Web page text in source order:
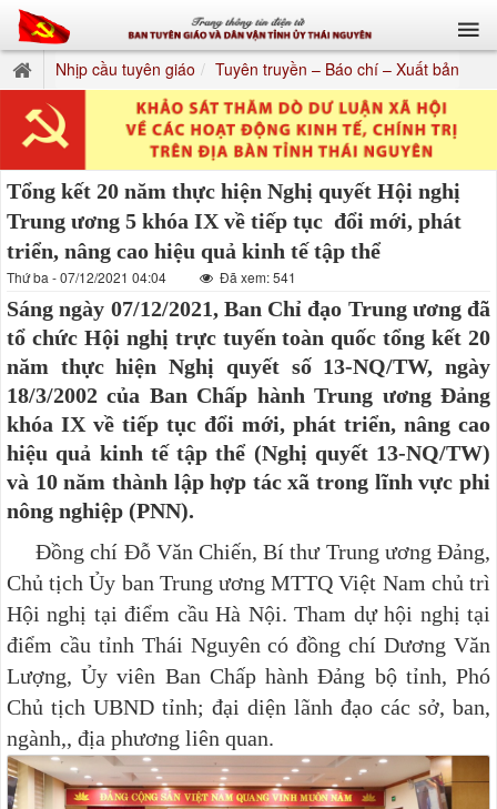
Nhịp cầu tuyên giáo Tuyên truyền – Báo chí – Xuất bản
Tổng kết 20 năm thực hiện Nghị quyết Hội nghị
Trung ương 5 khóa IX về tiếp tục đổi mới, phát
triển, nâng cao hiệu quả kinh tế tập thể
Thứ ba - 07/12/2021 04:04 Đã xem: 541
Sáng ngày 07/12/2021, Ban Chỉ đạo Trung ương đã
tổ chức Hội nghị trực tuyến toàn quốc tổng kết 20
năm thực hiện Nghị quyết số 13-NQ/TW, ngày
18/3/2002 của Ban Chấp hành Trung ương Đảng
khóa IX về tiếp tục đổi mới, phát triển, nâng cao
hiệu quả kinh tế tập thể (Nghị quyết 13-NQ/TW)
và 10 năm thành lập hợp tác xã trong lĩnh vực phi
nông nghiệp (PNN).
Đồng chí Đỗ Văn Chiến, Bí thư Trung ương Đảng,
Chủ tịch Ủy ban Trung ương MTTQ Việt Nam chủ trì
Hội nghị tại điểm cầu Hà Nội. Tham dự hội nghị tại
điểm cầu tỉnh Thái Nguyên có đồng chí Dương Văn
Lượng, Ủy viên Ban Chấp hành Đảng bộ tỉnh, Phó
Chủ tịch UBND tỉnh; đại diện lãnh đạo các sở, ban,
ngành,, địa phương liên quan.